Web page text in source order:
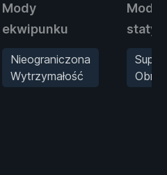
Mody
ekwipunku
Nieograniczona
Wytrzymałość
Mody
Super